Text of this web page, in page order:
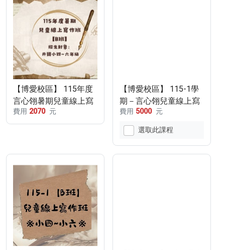
【博愛校區】 115年度
言心翎暑期兒童線上寫
作班【週四B班】
費用 2070 元
【博愛校區】 115-1學
期－言心翎兒童線上寫
作班【週三A班】
費用 5000 元
選取此課程